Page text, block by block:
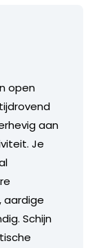
open
aan
Je
aardige
Schijn